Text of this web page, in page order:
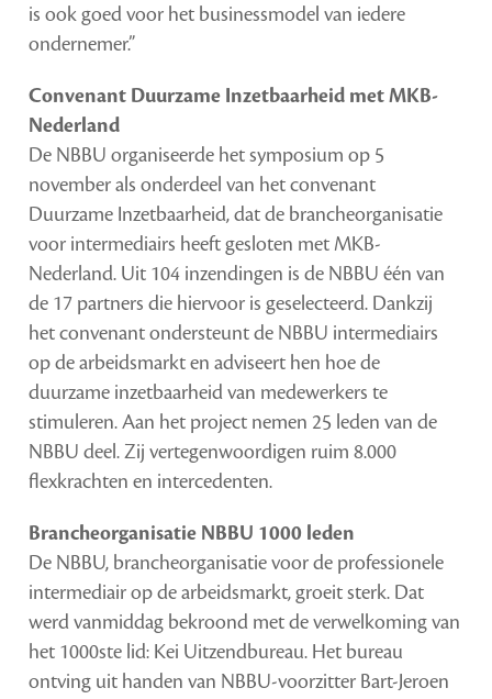
is ook goed voor het businessmodel van iedere
ondernemer.”
Convenant Duurzame Inzetbaarheid met MKB-
Nederland
De NBBU organiseerde het symposium op 5
november als onderdeel van het convenant
Duurzame Inzetbaarheid, dat de brancheorganisatie
voor intermediairs heeft gesloten met MKB-
Nederland. Uit 104 inzendingen is de NBBU één van
de 17 partners die hiervoor is geselecteerd. Dankzij
het convenant ondersteunt de NBBU intermediairs
op de arbeidsmarkt en adviseert hen hoe de
duurzame inzetbaarheid van medewerkers te
stimuleren. Aan het project nemen 25 leden van de
NBBU deel. Zij vertegenwoordigen ruim 8.000
flexkrachten en intercedenten.
Brancheorganisatie NBBU 1000 leden
De NBBU, brancheorganisatie voor de professionele
intermediair op de arbeidsmarkt, groeit sterk. Dat
werd vanmiddag bekroond met de verwelkoming van
het 1000ste lid: Kei Uitzendbureau. Het bureau
ontving uit handen van NBBU-voorzitter Bart-Jeroen